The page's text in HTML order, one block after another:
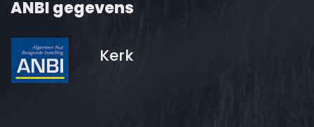
ANBI gegevens
Kerk